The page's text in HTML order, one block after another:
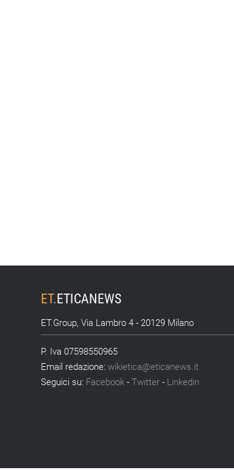
ET.ETICANEWS
ET.Group, Via Lambro 4 - 20129 Milano
P. Iva 07598550965
Email redazione:wikietica@eticanews.it
Seguici su: Facebook -Twitter - Linkedin